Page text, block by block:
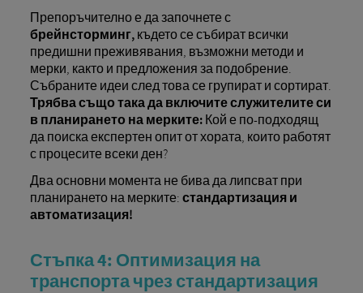
Препоръчително е да започнете с
брейнсторминг,където се събират всички
предишни преживявания, възможни методи и
мерки, както и предложения за подобрение.
Събраните идеи след това се групират и сортират.
Трябва също така да включите служителите си
в планирането на мерките:Кой е по-подходящ
да поиска експертен опит от хората, които работят
с процесите всеки ден?
Два основни момента не бива да липсват при
планирането на мерките: стандартизация и
автоматизация!
Стъпка 4: Оптимизация на
транспорта чрез стандартизация